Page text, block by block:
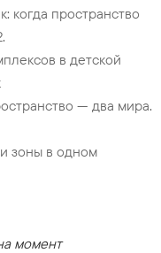
когда пространство
в детской
— два мира.
зоны в одном
момент